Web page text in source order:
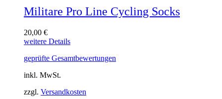
gewählt
Militare Pro Line Cycling Socks
20,00 €
weitere DetailsDieses
weist
Die
geprüfte Gesamtbewertungen
inkl. MwSt.
zzgl. Versandkosten